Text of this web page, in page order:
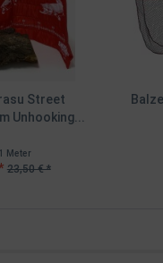
Street
Unhooking...
1 Meter
23,50 € *